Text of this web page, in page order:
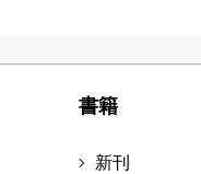
書籍
新刊